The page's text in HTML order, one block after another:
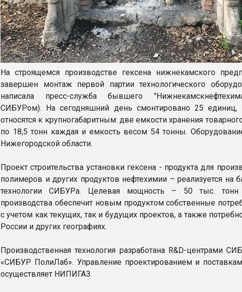
На строящемся производстве гексена нижнекамского
завершен монтаж первой партии технологического
написала пресс-служба бывшего
СИБУРом). На сегодняшний день смонтировано 25 единиц,
относятся к крупногабаритным: две емкости хранения
по 18,5 тонн каждая и емкость весом 54 тонны.
Нижегородской области.
Проект строительства установки гексена - продукта для
полимеров и других продуктов нефтехимии – реализуется на
технологии СИБУРа. Целевая мощность – 50 тыс.
производства обеспечит новым продуктом собственные
с учетом как текущих, так и будущих проектов, а также
России и других географиях.
Производственная технология разработана R&D-центрами
«СИБУР ПолиЛаб». Управление проектированием и
осуществляет НИПИГАЗ.